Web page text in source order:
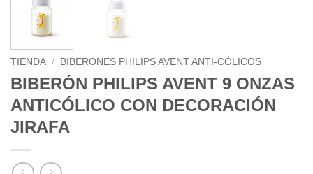
TIENDA / BIBERONES PHILIPS AVENT ANTI-CÓLICOS
BIBERÓN PHILIPS AVENT 9 ONZAS
ANTICÓLICO CON DECORACIÓN
JIRAFA